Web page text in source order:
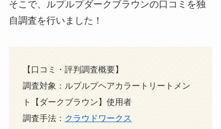
そこで、ルプルプダークブラウンの口コミを独
自調査を行いました！
【口コミ・評判調査概要】
調査対象：ルプルプヘアカラートリートメン
ト【ダークブラウン】使用者
調査手法： クラウドワークス